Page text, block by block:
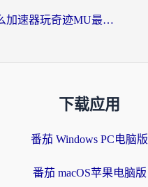
国外用什么加速器玩奇迹MU最好？2026海外玩家国服游戏加速全攻略
下载应用
番茄 Windows PC电脑版
番茄 macOS苹果电脑版